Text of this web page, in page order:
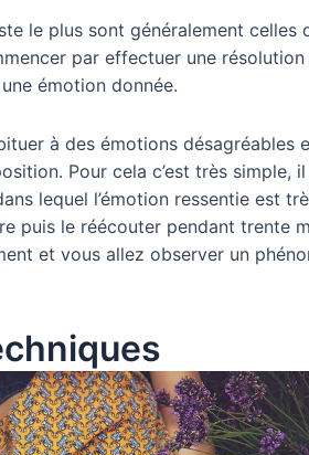
le plus sont généralement celles
par effectuer une
émotion donnée.
à des émotions désagréables
Pour cela c’est très simple,
lequel l’émotion ressentie est
puis le réécouter pendant trente
et vous allez observer un